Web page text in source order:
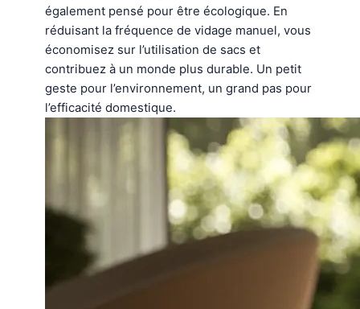
également pensé pour être écologique. En
réduisant la fréquence de vidage manuel, vous
économisez sur l’utilisation de sacs et
contribuez à un monde plus durable. Un petit
geste pour l’environnement, un grand pas pour
l’efficacité domestique.